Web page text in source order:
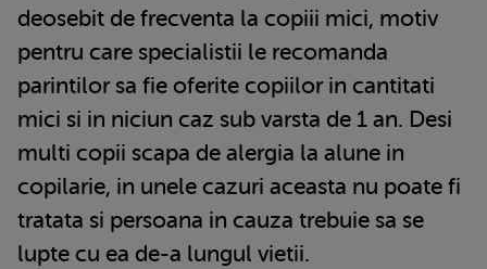
deosebit de frecventa la copiii mici, motiv
pentru care specialistii le recomanda
parintilor sa fie oferite copiilor in cantitati
mici si in niciun caz sub varsta de 1 an. Desi
multi copii scapa de alergia la alune in
copilarie, in unele cazuri aceasta nu poate fi
tratata si persoana in cauza trebuie sa se
lupte cu ea de-a lungul vietii.